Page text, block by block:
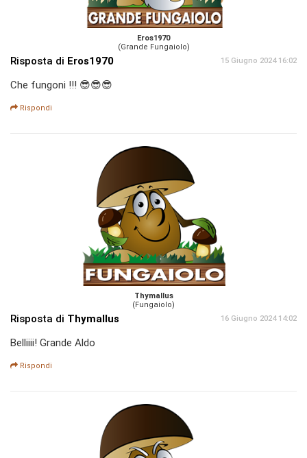
Eros1970
(Grande Fungaiolo)
Risposta di Eros1970 15 Giugno 2024 16:02
Che fungoni !!! 😎😎😎
Rispondi
Thymallus
(Fungaiolo)
Risposta di Thymallus 16 Giugno 2024 14:02
Belliiii! Grande Aldo
Rispondi